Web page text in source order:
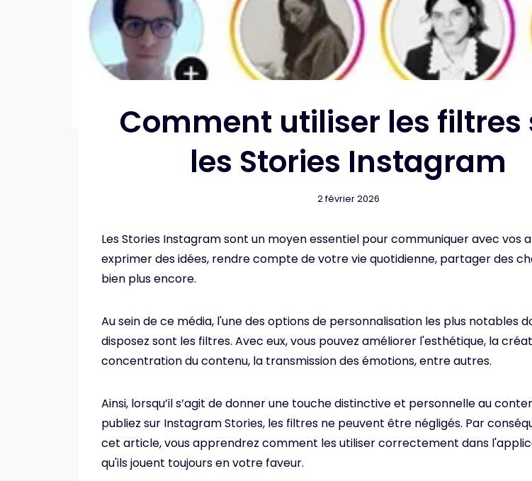
Comment utiliser les filtres
les Stories Instagram
2 février 2026
Les Stories Instagram sont un moyen essentiel pour communiquer avec vos
exprimer des idées, rendre compte de votre vie quotidienne, partager des
bien plus encore.
Au sein de ce média, l'une des options de personnalisation les plus notables
disposez sont les filtres. Avec eux, vous pouvez améliorer l'esthétique, la
concentration du contenu, la transmission des émotions, entre autres.
Ainsi, lorsqu’il s’agit de donner une touche distinctive et personnelle au
publiez sur Instagram Stories, les filtres ne peuvent être négligés. Par
cet article, vous apprendrez comment les utiliser correctement dans
qu'ils jouent toujours en votre faveur.